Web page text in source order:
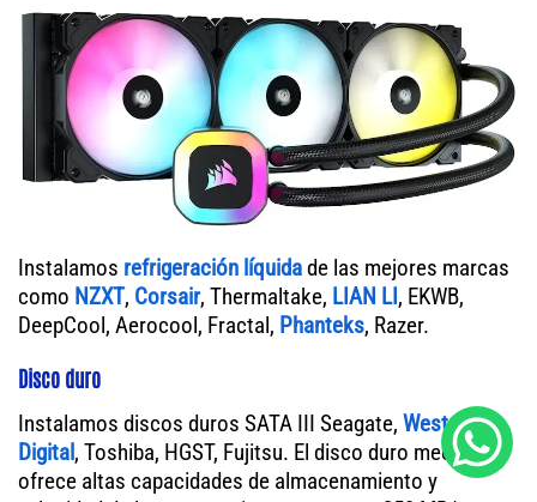
Instalamos refrigeración líquidade las mejores marcas
como NZXT, Corsair, Thermaltake, LIAN LI, EKWB,
DeepCool, Aerocool, Fractal, Phanteks, Razer.
Disco duro
Instalamos discos duros SATA III Seagate, Western
Digital, Toshiba, HGST, Fujitsu. El disco duro mecánico
ofrece altas capacidades de almacenamiento y